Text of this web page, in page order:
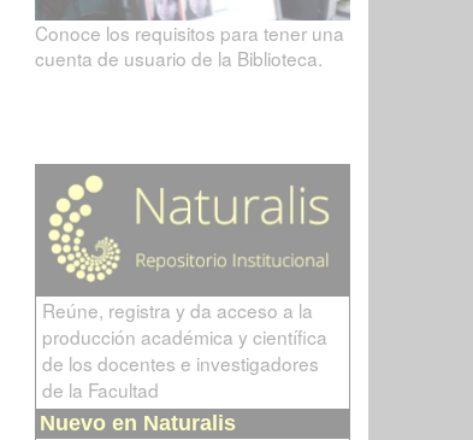
Conoce los requisitos para tener una
cuenta de usuario de la Biblioteca.
Reúne, registra y da acceso a la
producción académica y científica
de los docentes e investigadores
de la Facultad
Nuevo en Naturalis